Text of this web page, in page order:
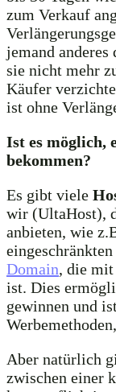
zum Verkauf
jemand
sie nicht mehr
Käufer
ist ohne
Ist es möglich,
bekommen?
Es gibt viele
wir (UltaHost),
anbieten, wie
Domain, die mit
ist. Dies
gewinnen und
Aber natürlich
zwischen einer